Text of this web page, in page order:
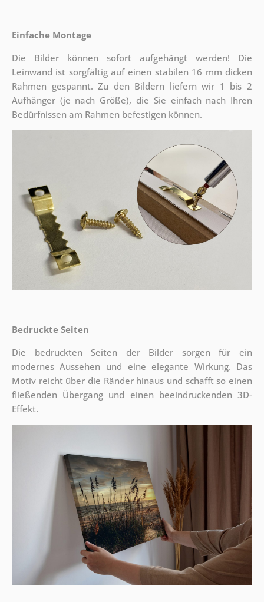
Einfache Montage
Die Bilder können sofort aufgehängt werden! Die
Leinwand ist sorgfältig auf einen stabilen 16 mm dicken
Rahmen gespannt. Zu den Bildern liefern wir 1 bis 2
Aufhänger (je nach Größe), die Sie einfach nach Ihren
Bedürfnissen am Rahmen befestigen können.
Bedruckte Seiten
Die bedruckten Seiten der Bilder sorgen für ein
modernes Aussehen und eine elegante Wirkung. Das
Motiv reicht über die Ränder hinaus und schafft so einen
fließenden Übergang und einen beeindruckenden 3D-
Effekt.